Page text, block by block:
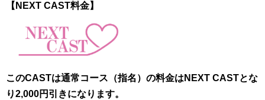
【NEXT CAST料金】
このCASTは通常コース（指名）の料金はNEXT CASTとな
り2,000円引きになります。